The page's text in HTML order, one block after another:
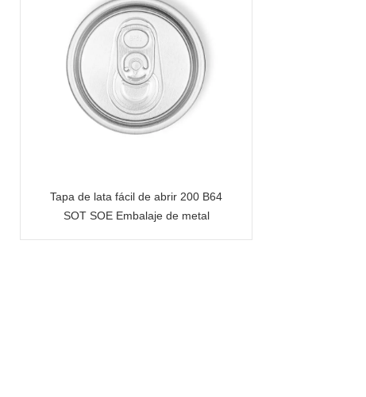
Tapa de lata fácil de abrir 200 B64
SOT SOE Embalaje de metal